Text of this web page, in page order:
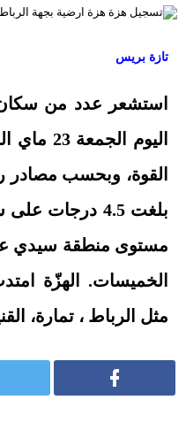
تازة بريس
استشعر عدد من
اليوم
القوة، وبحسب مصادر
بلغت 4.5
مستوى منطقة سيدي
الخميسات. الهزّة
مثل الرباط ، تمارة،